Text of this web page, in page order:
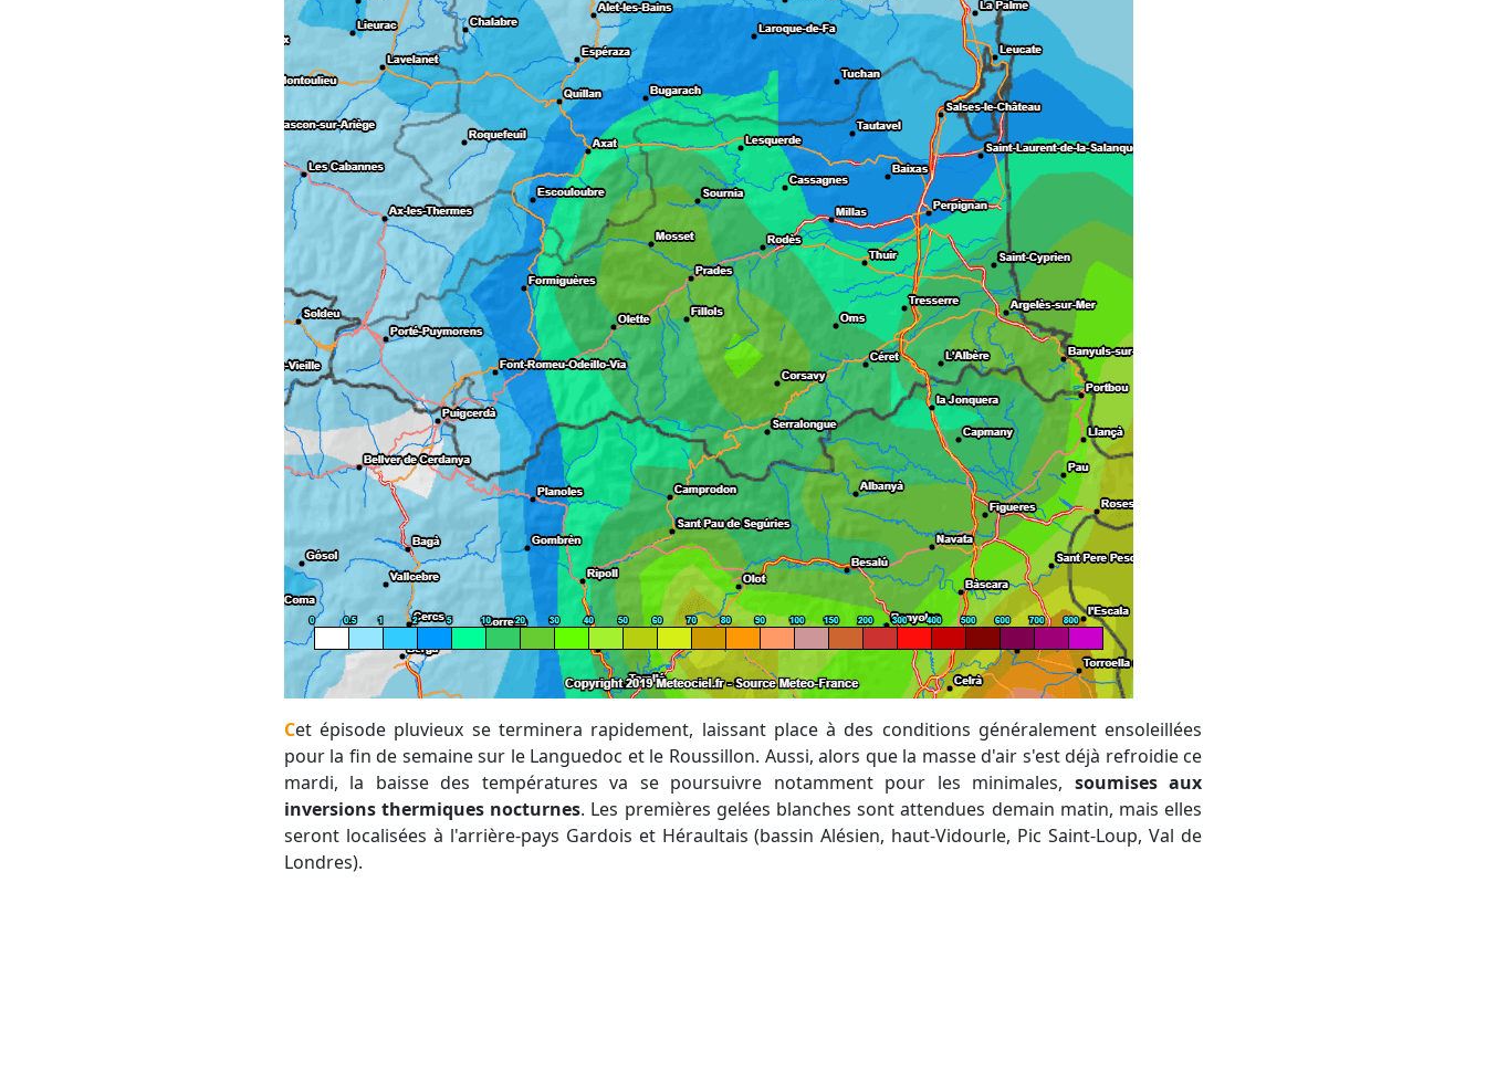
Cet épisode pluvieux se terminera rapidement, laissant place à des conditions généralement ensoleillées
pour la fin de semaine sur le Languedoc et le Roussillon. Aussi, alors que la masse d'air s'est déjà refroidie ce
mardi, la baisse des températures va se poursuivre notamment pour les minimales, soumises aux
inversions thermiques nocturnes. Les premières gelées blanches sont attendues demain matin, mais elles
seront localisées à l'arrière-pays Gardois et Héraultais (bassin Alésien, haut-Vidourle, Pic Saint-Loup, Val de
Londres).